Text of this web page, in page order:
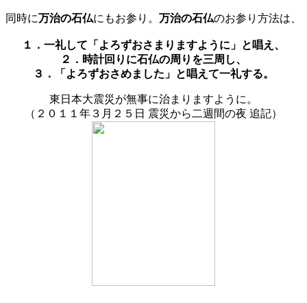
同時に万治の石仏にもお参り。 万治の石仏のお参り方法は、
１．一礼して「よろずおさまりますように」と唱え、
２．時計回りに石仏の周りを三周し、
３．「よろずおさめました」と唱えて一礼する。
東日本大震災が無事に治まりますように。
（２０１１年３月２５日 震災から二週間の夜 追記）